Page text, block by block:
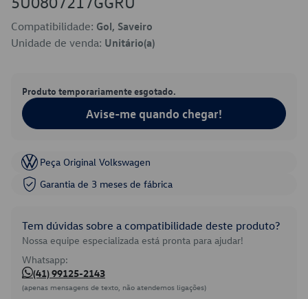
Compatibilidade: Gol, Saveiro
Unidade de venda: Unitário(a)
Produto temporariamente esgotado.
Avise-me quando chegar!
Peça Original Volkswagen
Garantia de 3 meses de fábrica
Tem dúvidas sobre a compatibilidade deste produto?
Nossa equipe especializada está pronta para ajudar!
Whatsapp:
(41) 99125-2143
(apenas mensagens de texto, não atendemos ligações)